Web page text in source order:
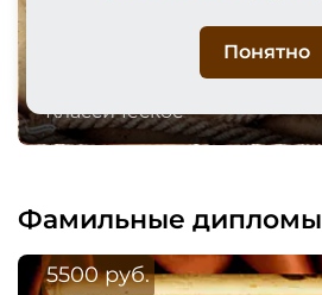
Классическое
Фамильные дипломы
5500 руб.
Понятно